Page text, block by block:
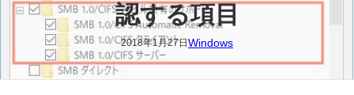
認する項目
2018年1月27日Windows